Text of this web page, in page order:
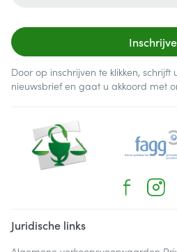
Door op inschrijven te klikken, schrijft
nieuwsbrief en gaat u akkoord met
Juridische links